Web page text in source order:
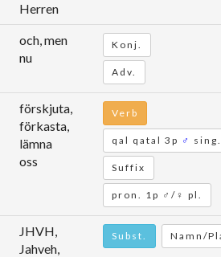
Herren
och, men
nu
Konj.
Adv.
förskjuta,
förkasta,
lämna
oss
Verb
qal qatal 3p ♂ sing.
Suffix
pron. 1p ♂/♀ pl.
JHVH,
Jahveh,
Subst. Namn/